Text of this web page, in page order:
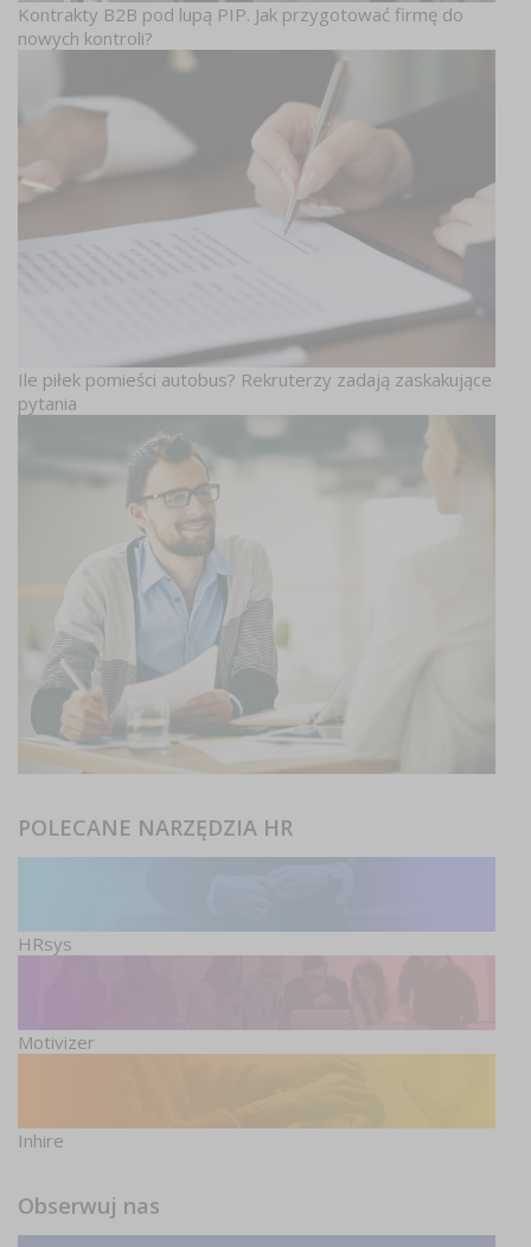
Kontrakty B2B pod lupą PIP. Jak przygotować firmę do
nowych kontroli?
Ile piłek pomieści autobus? Rekruterzy zadają zaskakujące
pytania
POLECANE NARZĘDZIA HR
HRsys
Motivizer
Inhire
Obserwuj nas